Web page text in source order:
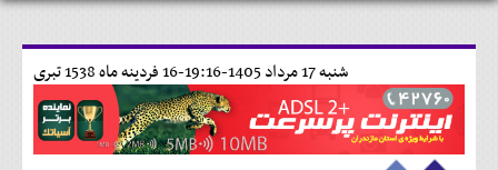
16 فردينه ماه 1538 تبری شنبه 17 مرداد 1405-19:16-